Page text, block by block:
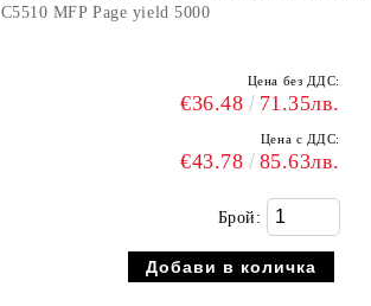
C5510 MFP Page yield 5000
Цена без ДДС:
€36.48 71.35лв.
Цена с ДДС:
€43.78 85.63лв.
Брой: